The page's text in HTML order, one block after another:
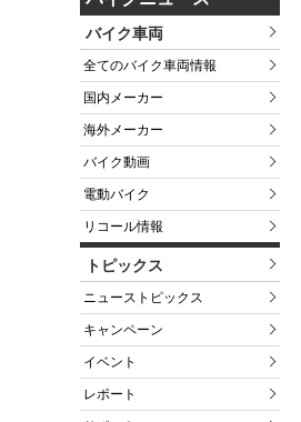
バイク車両
全てのバイク車両情報
国内メーカー
海外メーカー
バイク動画
電動バイク
リコール情報
トピックス
ニューストピックス
キャンペーン
イベント
レポート